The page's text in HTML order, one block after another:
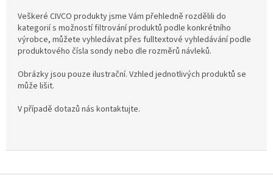
Veškeré CIVCO produkty jsme Vám přehledně rozdělili do
kategorií s možností filtrování produktů podle konkrétního
výrobce, můžete vyhledávat přes fulltextové vyhledávání podle
produktového čísla sondy nebo dle rozměrů návleků.
Obrázky jsou pouze ilustrační. Vzhled jednotlivých produktů se
může lišit.
V případě dotazů nás kontaktujte.